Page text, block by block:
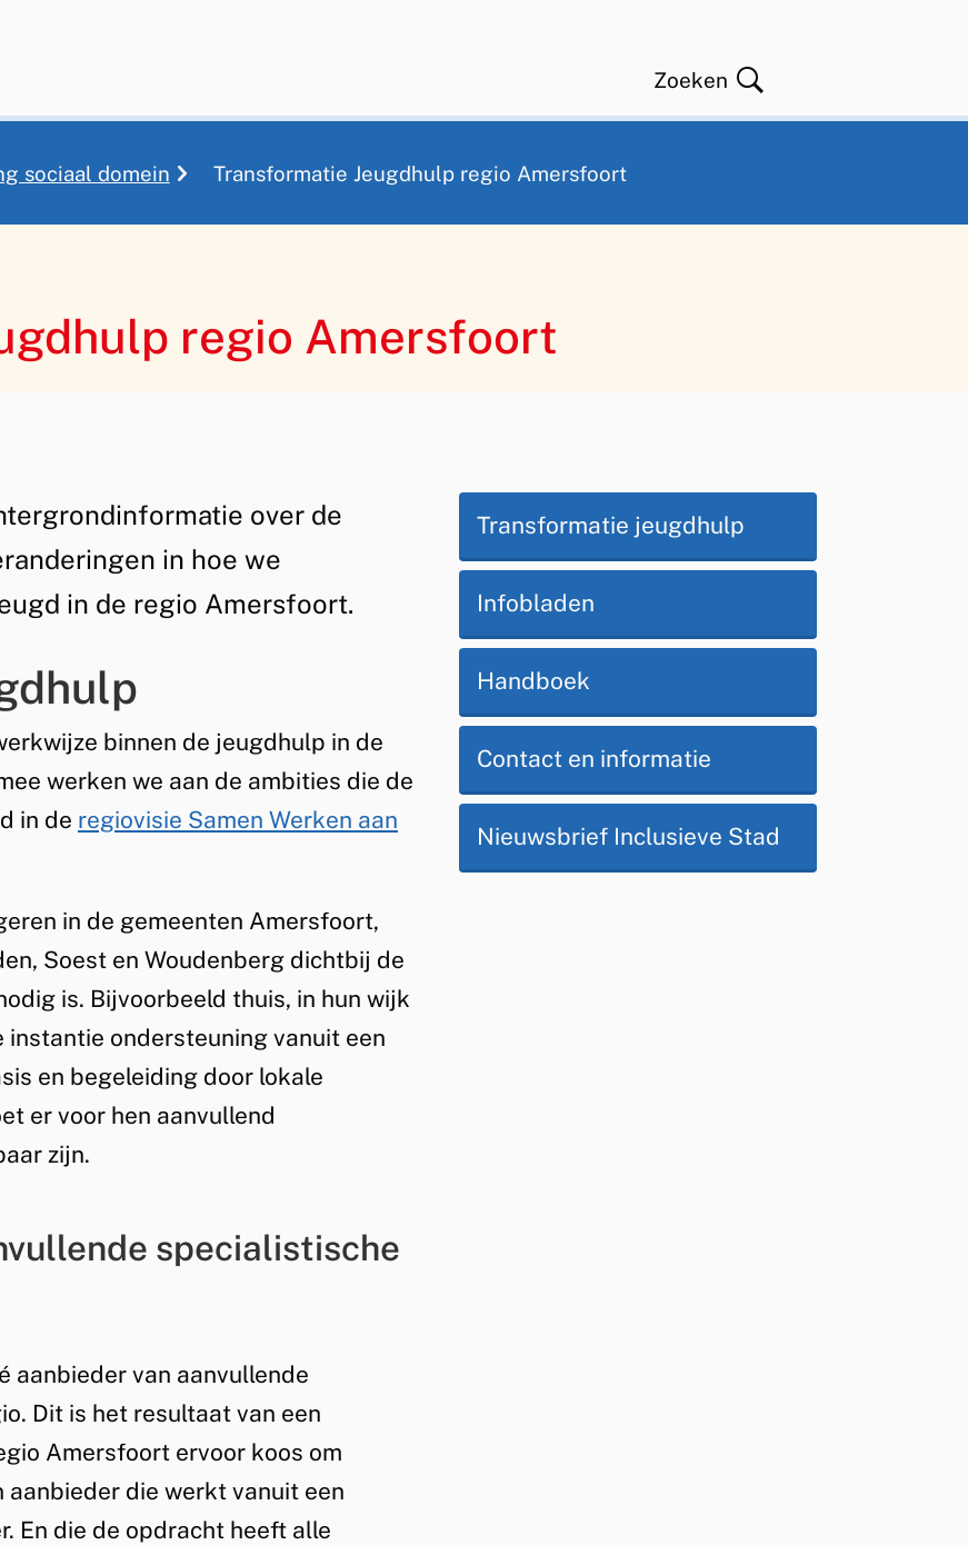
op
Open
Zoeken
sociaal domein Transformatie Jeugdhulp regio Amersfoort
regio Amersfoort
Op
deze
pagina
Transformatie jeugdhulp
Infobladen
Handboek
Contact en informatie
Nieuwsbrief Inclusieve Stad
over de
in hoe we
in de regio Amersfoort.
binnen de jeugdhulp in de
werken we aan de ambities die de
in de regiovisie Samen Werken aan
in de gemeenten Amersfoort,
Soest en Woudenberg dichtbij de
is. Bijvoorbeeld thuis, in hun wijk
ondersteuning vanuit een
en begeleiding door lokale
er voor hen aanvullend
zijn.
specialistische
aanbieder van aanvullende
Dit is het resultaat van een
Amersfoort ervoor koos om
die werkt vanuit een
En die de opdracht heeft alle